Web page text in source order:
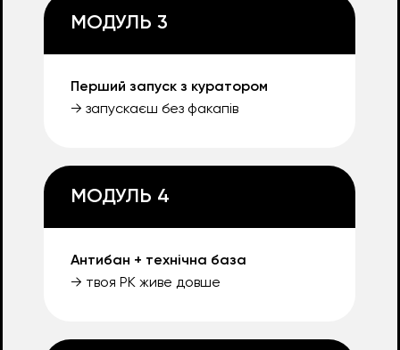
МОДУЛЬ 3
Перший запуск з куратором
→ запускаєш без факапів
МОДУЛЬ 4
Антибан + технічна база
→ твоя РК живе довше